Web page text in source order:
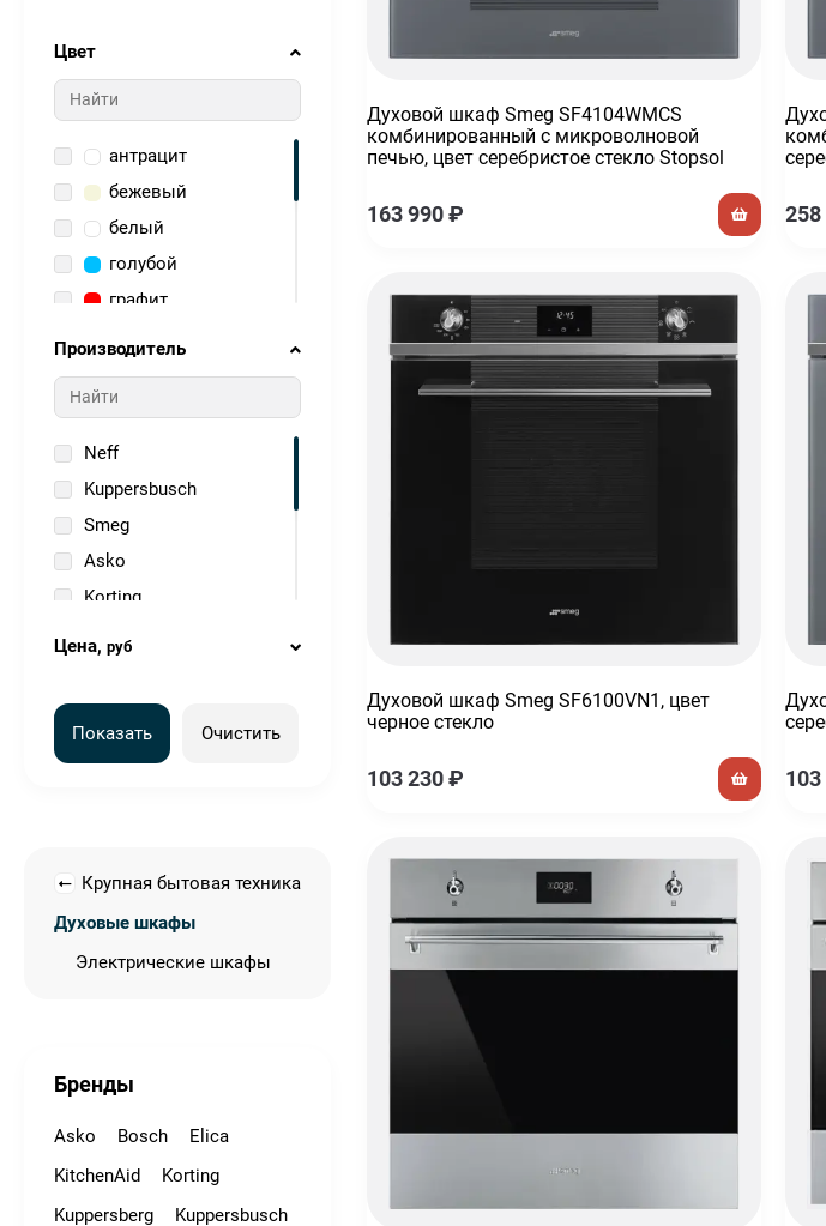
Духовой шкаф Smeg SF4104WMCS
комбинированный с микроволновой
печью, цвет серебристое стекло Stopsol
163 990₽
Духовой шкаф Smeg SF6100VN1, цвет
черное стекло
103 230₽
Цвет
антрацит
бежевый
белый
голубой
графит
коричневый
красный
нержавеющая сталь
серебристый
Производитель
Neff
Kuppersbusch
Smeg
Asko
Korting
Bosch
Kuppersberg
Цена, руб
Показать Очистить
Крупная бытовая техника
Духовые шкафы
Электрические шкафы
Бренды
Asko Bosch
Elica
KitchenAid
Korting
Kuppersberg
Kuppersbusch